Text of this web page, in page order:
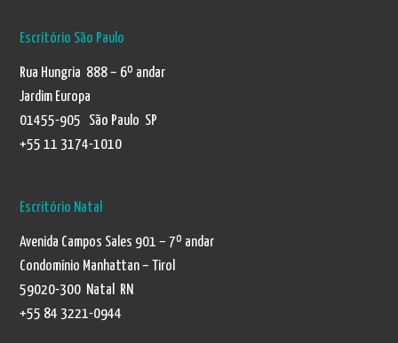
Escritório São Paulo
Rua Hungria 888 – 6º andar
Jardim Europa
01455-905 São Paulo SP
+55 11 3174-1010
Escritório Natal
Avenida Campos Sales 901 – 7º andar
Condomínio Manhattan – Tirol
59020-300 Natal RN
+55 84 3221-0944